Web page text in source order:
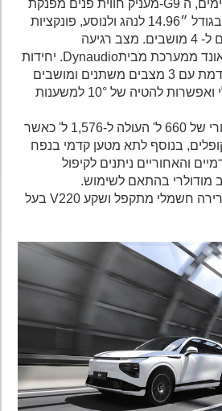
בנוסף לביצועים המרשימים, ה G9-מעניק חווית פנים מפנקת
עם 2 מסכי מולטימדיה בגודל ״14.96 לנהג ולנוסע, פונקציות
עיסוי עם 6 מצבים שונים ל- 4 מושבים. מצב רגיעה
Mindfulness, וחווית סאונד ממערכת מביתDynaudio. יחידות
של תאורת אווירה מתקדמת עם 3 מצבים משתנים ומושבים
אחוריים עם כיוון חשמלי ואפשרות להטיה של 10° למשענות
לG9-נפח תא מטען אחורי של 660 ל' העולה ל-1,576 ל' כאשר
בנוסף לתא מטען קדמי בנפח
והאחוריים ניתנים לקיפול
בהתאם לשימוש.
ה-G9 מצויד גם במוט גרירה חשמלי מתקפל ושקע V220 בעל